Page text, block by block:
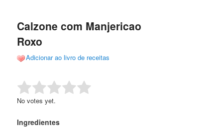
conteúdo
conteúdo
Calzone com Manjericao
Roxo
Adicionar ao livro de receitas
Rate this item: Submit Rating
No votes yet.
Ingredientes